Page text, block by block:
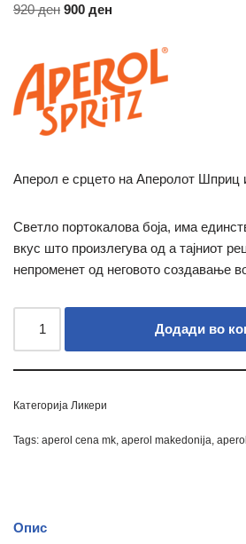
920ден 900 ден
Аперол е срцето на Аперолот Шприц
Светло портокалова боја, има
вкус што произлегува од a тајниот
непроменет од неговото создавање
Додади во
Категорија Ликери
Tags: aperol cena mk aperol makedonija
Опис